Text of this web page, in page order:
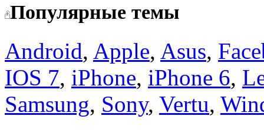
Популярные темы
Android, Apple, Asus,
IOS 7, iPhone, iPhone 6,
Samsung, Sony, Vertu,